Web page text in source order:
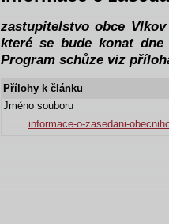
zastupitelstvo obce
které se bude konat
Program schůze viz
Přílohy k článku
Jméno souboru
informace-o-zasedani-